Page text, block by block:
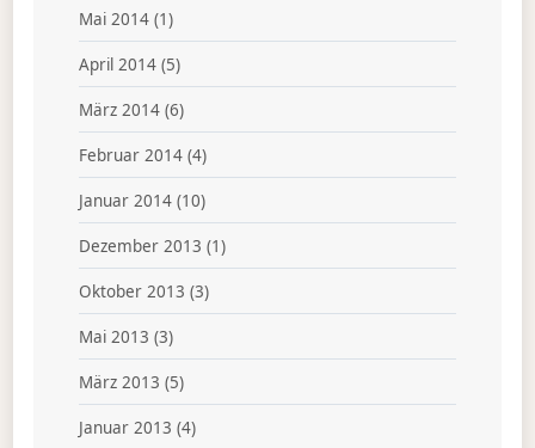
Mai 2014(1)
April 2014(5)
März 2014(6)
Februar 2014(4)
Januar 2014(10)
Dezember 2013 (1)
Oktober 2013 (3)
Mai 2013 (3)
März 2013 (5)
Januar 2013 (4)